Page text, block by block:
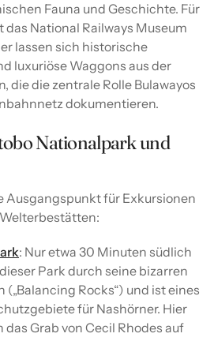
Fauna und Geschichte. Für
National Railways Museum
lassen sich historische
luxuriöse Waggons aus der
die die zentrale Rolle Bulawayos
dokumentieren.
Nationalpark und
Ausgangspunkt für Exkursionen
: Nur etwa 30 Minuten südlich
Park durch seine bizarren
Rocks“) und ist eines
für Nashörner. Hier
Grab von Cecil Rhodes auf